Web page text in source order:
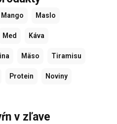
Mango Maslo
Med Káva
Mäso Tiramisu
Protein Noviny
v zľave